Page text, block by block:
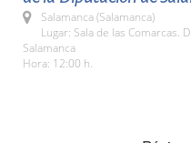
Salamanca (Salamanca)
Lugar: Sala de las Comarcas.
Salamanca
Hora: 12:00 h.